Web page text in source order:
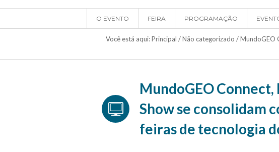
O EVENTO FEIRA PROGRAMAÇÃO
Você está aqui:Principal /Não categorizado /MundoGEO
MundoGEO Connect,
Show se consolidam
feiras de tecnologia